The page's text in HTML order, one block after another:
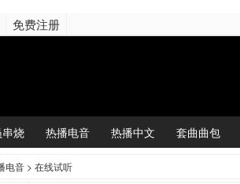
免费注册
烧 热播电音 热播中文 套曲曲包
电音 > 在线试听